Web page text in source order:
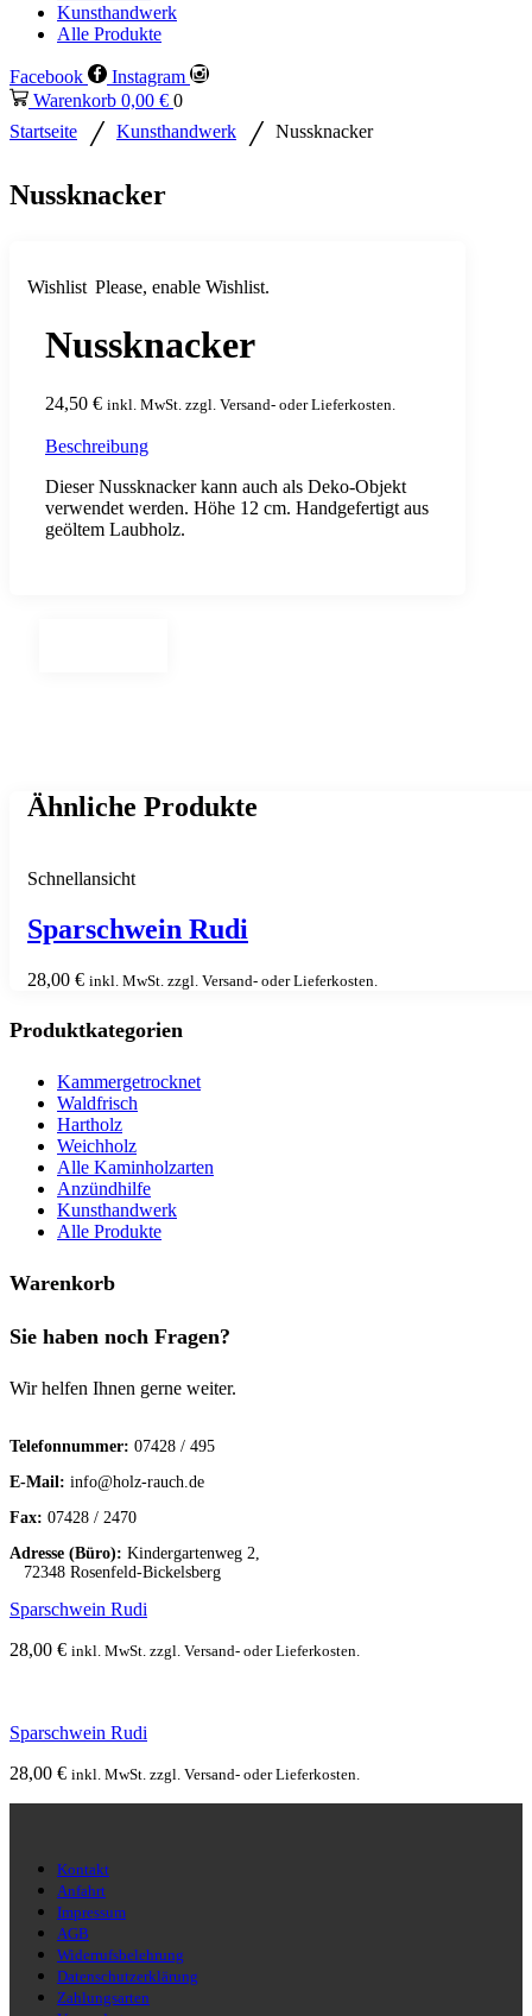
Kunsthandwerk
Alle Produkte
Facebook
Instagram
Warenkorb 0,00 € 0
Startseite
/ Kunsthandwerk / Nussknacker
Nussknacker
Wishlist Please, enable Wishlist.
Nussknacker
24,50 € inkl. MwSt. zzgl. Versand- oder Lieferkosten.
Beschreibung
Dieser Nussknacker kann auch als Deko-Objekt
verwendet werden. Höhe 12 cm. Handgefertigt aus
geöltem Laubholz.
Ähnliche Produkte
Schnellansicht
Sparschwein Rudi
28,00 € inkl. MwSt. zzgl. Versand- oder Lieferkosten.
Produktkategorien
Kammergetrocknet
Waldfrisch
Hartholz
Weichholz
Alle Kaminholzarten
Anzündhilfe
Kunsthandwerk
Alle Produkte
Warenkorb
Sie haben noch Fragen?
Wir helfen Ihnen gerne weiter.
Telefonnummer: 07428 / 495
E-Mail: info@holz-rauch.de
Fax: 07428 / 2470
Adresse (Büro): Kindergartenweg 2,
72348 Rosenfeld-Bickelsberg
Sparschwein Rudi
28,00 € inkl. MwSt. zzgl. Versand- oder Lieferkosten.
Sparschwein Rudi
28,00 € inkl. MwSt. zzgl. Versand- oder Lieferkosten.
Kontakt
Anfahrt
Impressum
AGB
Widerrufsbelehrung
Datenschutzerklärung
Zahlungsarten